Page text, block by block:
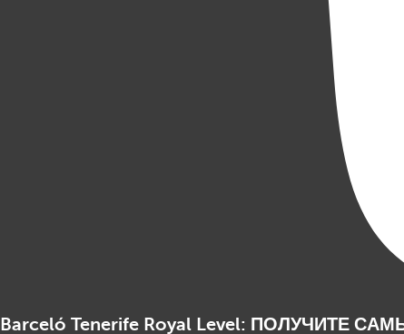
Barceló Tenerife Royal Level: ПОЛУЧИТЕ